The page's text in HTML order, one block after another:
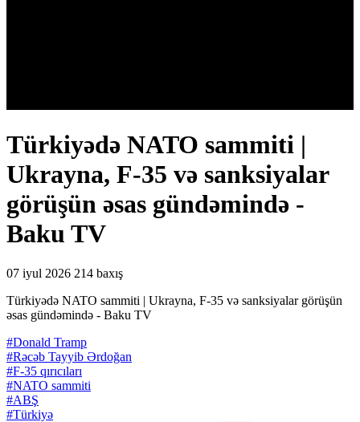
Türkiyədə NATO sammiti |
Ukrayna, F-35 və sanksiyalar
görüşün əsas gündəmində -
Baku TV
07 iyul 2026 214 baxış
Türkiyədə NATO sammiti | Ukrayna, F-35 və sanksiyalar görüşün
əsas gündəmində - Baku TV
#Donald Tramp
#Rəcəb Tayyib Ərdoğan
#F-35 qırıcıları
#NATO sammiti
#ABŞ
#Türkiyə